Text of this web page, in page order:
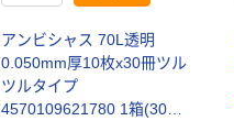
アンビシャス 70L透明
0.050mm厚10枚x30冊ツル
ツルタイプ
4570109621780 1箱(300